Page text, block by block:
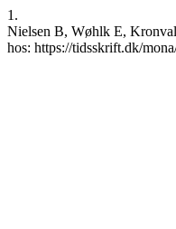
1.
Nielsen B, Wøhlk E,
hos: https://tidsskrift.dk/